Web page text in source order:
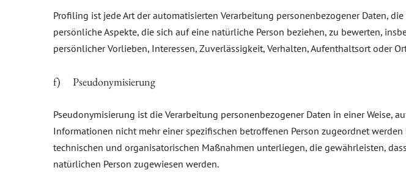
Profiling ist jede Art der automatisierten Verarbeitung personenbezogener Daten,
persönliche Aspekte, die sich auf eine natürliche Person beziehen, zu bewerten,
persönlicher Vorlieben, Interessen, Zuverlässigkeit, Verhalten, Aufenthaltsort oder
f) Pseudonymisierung
Pseudonymisierung ist die Verarbeitung personenbezogener Daten in einer Weise,
Informationen nicht mehr einer spezifischen betroffenen Person zugeordnet
technischen und organisatorischen Maßnahmen unterliegen, die gewährleisten,
natürlichen Person zugewiesen werden.